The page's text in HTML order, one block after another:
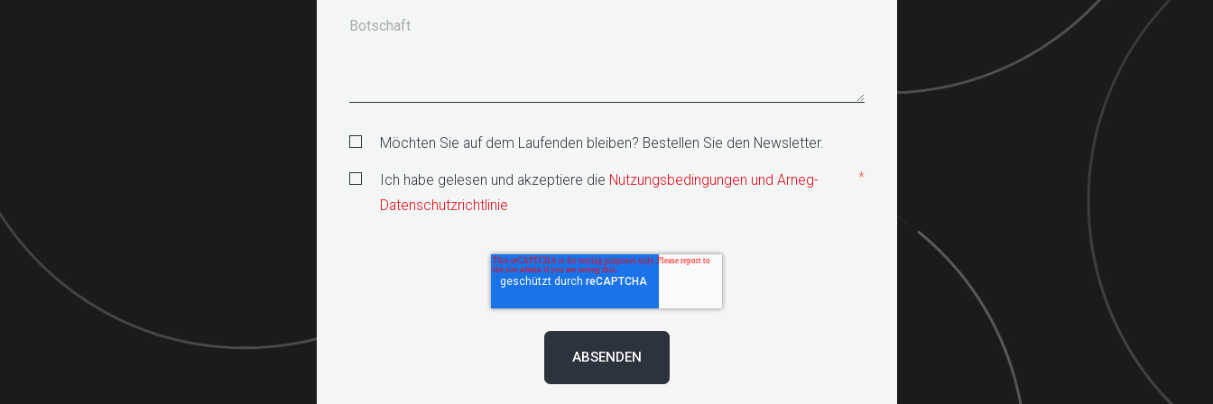
Botschaft
Möchten Sie auf dem Laufenden bleiben? Bestellen Sie den Newsletter.
Ich habe gelesen und akzeptiere die Nutzungsbedingungen und Arneg-
Datenschutzrichtlinie
*